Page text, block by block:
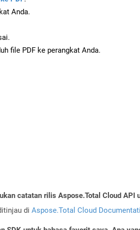
Anda.
file PDF ke perangkat Anda.
catatan rilis Aspose.Total Cloud API
di Aspose.Total Cloud